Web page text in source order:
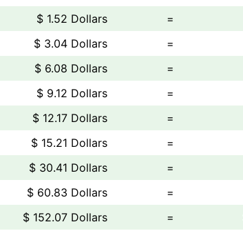
$ 1.52 Dollars
=
$ 3.04 Dollars
=
$ 6.08 Dollars
=
$ 9.12 Dollars
=
$ 12.17 Dollars
=
$ 15.21 Dollars
=
$ 30.41 Dollars
=
$ 60.83 Dollars
=
$ 152.07 Dollars
=